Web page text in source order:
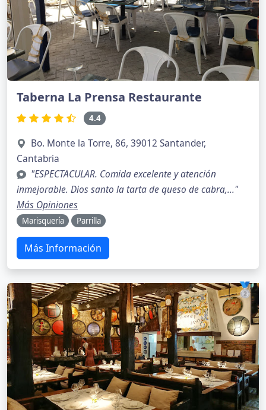
Taberna La Prensa Restaurante
4.4
Bo. Monte la Torre, 86, 39012 Santander,
Cantabria
"ESPECTACULAR. Comida excelente y atención
inmejorable. Dios santo la tarta de queso de cabra,..."
Más Opiniones
Marisquería Parrilla
Más Información
🥈